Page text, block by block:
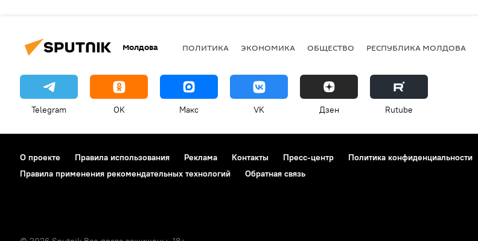
Молдова ПОЛИТИКА ЭКОНОМИКА ОБЩЕСТВО РЕСПУБЛИКА МОЛДОВА
Telegram OK Макс VK Дзен Rutube
О проекте Правила использования Реклама Контакты Пресс-центр Политика конфиденциальности
Правила применения рекомендательных технологий
Обратная связь